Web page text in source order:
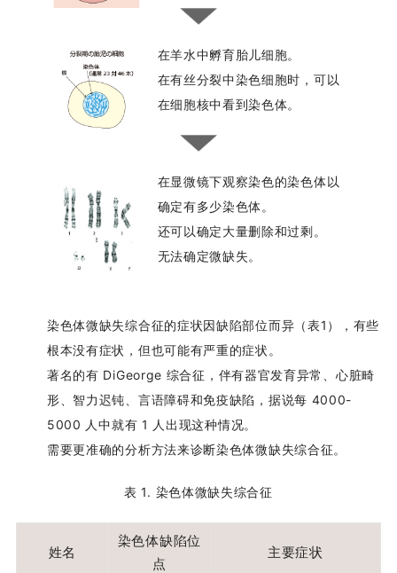
在羊水中孵育胎儿细胞。
在有丝分裂中染色细胞时，可以
在细胞核中看到染色体。
在显微镜下观察染色的染色体以
确定有多少染色体。
还可以确定大量删除和过剩。
无法确定微缺失。
染色体微缺失综合征的症状因缺陷部位而异（表1），有些
根本没有症状，但也可能有严重的症状。
著名的有 DiGeorge 综合征，伴有器官发育异常、心脏畸
形、智力迟钝、言语障碍和免疫缺陷，据说每 4000-
5000 人中就有 1 人出现这种情况。
需要更准确的分析方法来诊断染色体微缺失综合征。
表 1. 染色体微缺失综合征
姓名
染色体缺陷位
点
主要症状